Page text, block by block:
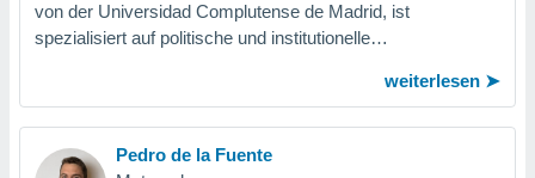
von der Universidad Complutense de Madrid, ist
spezialisiert auf politische und institutionelle
weiterlesen
Pedro de la Fuente